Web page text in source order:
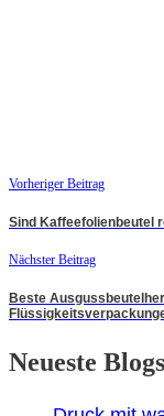
Vorheriger Beitrag
Sind Kaffeefolienbeutel
Nächster Beitrag
Beste
Neueste Blogs